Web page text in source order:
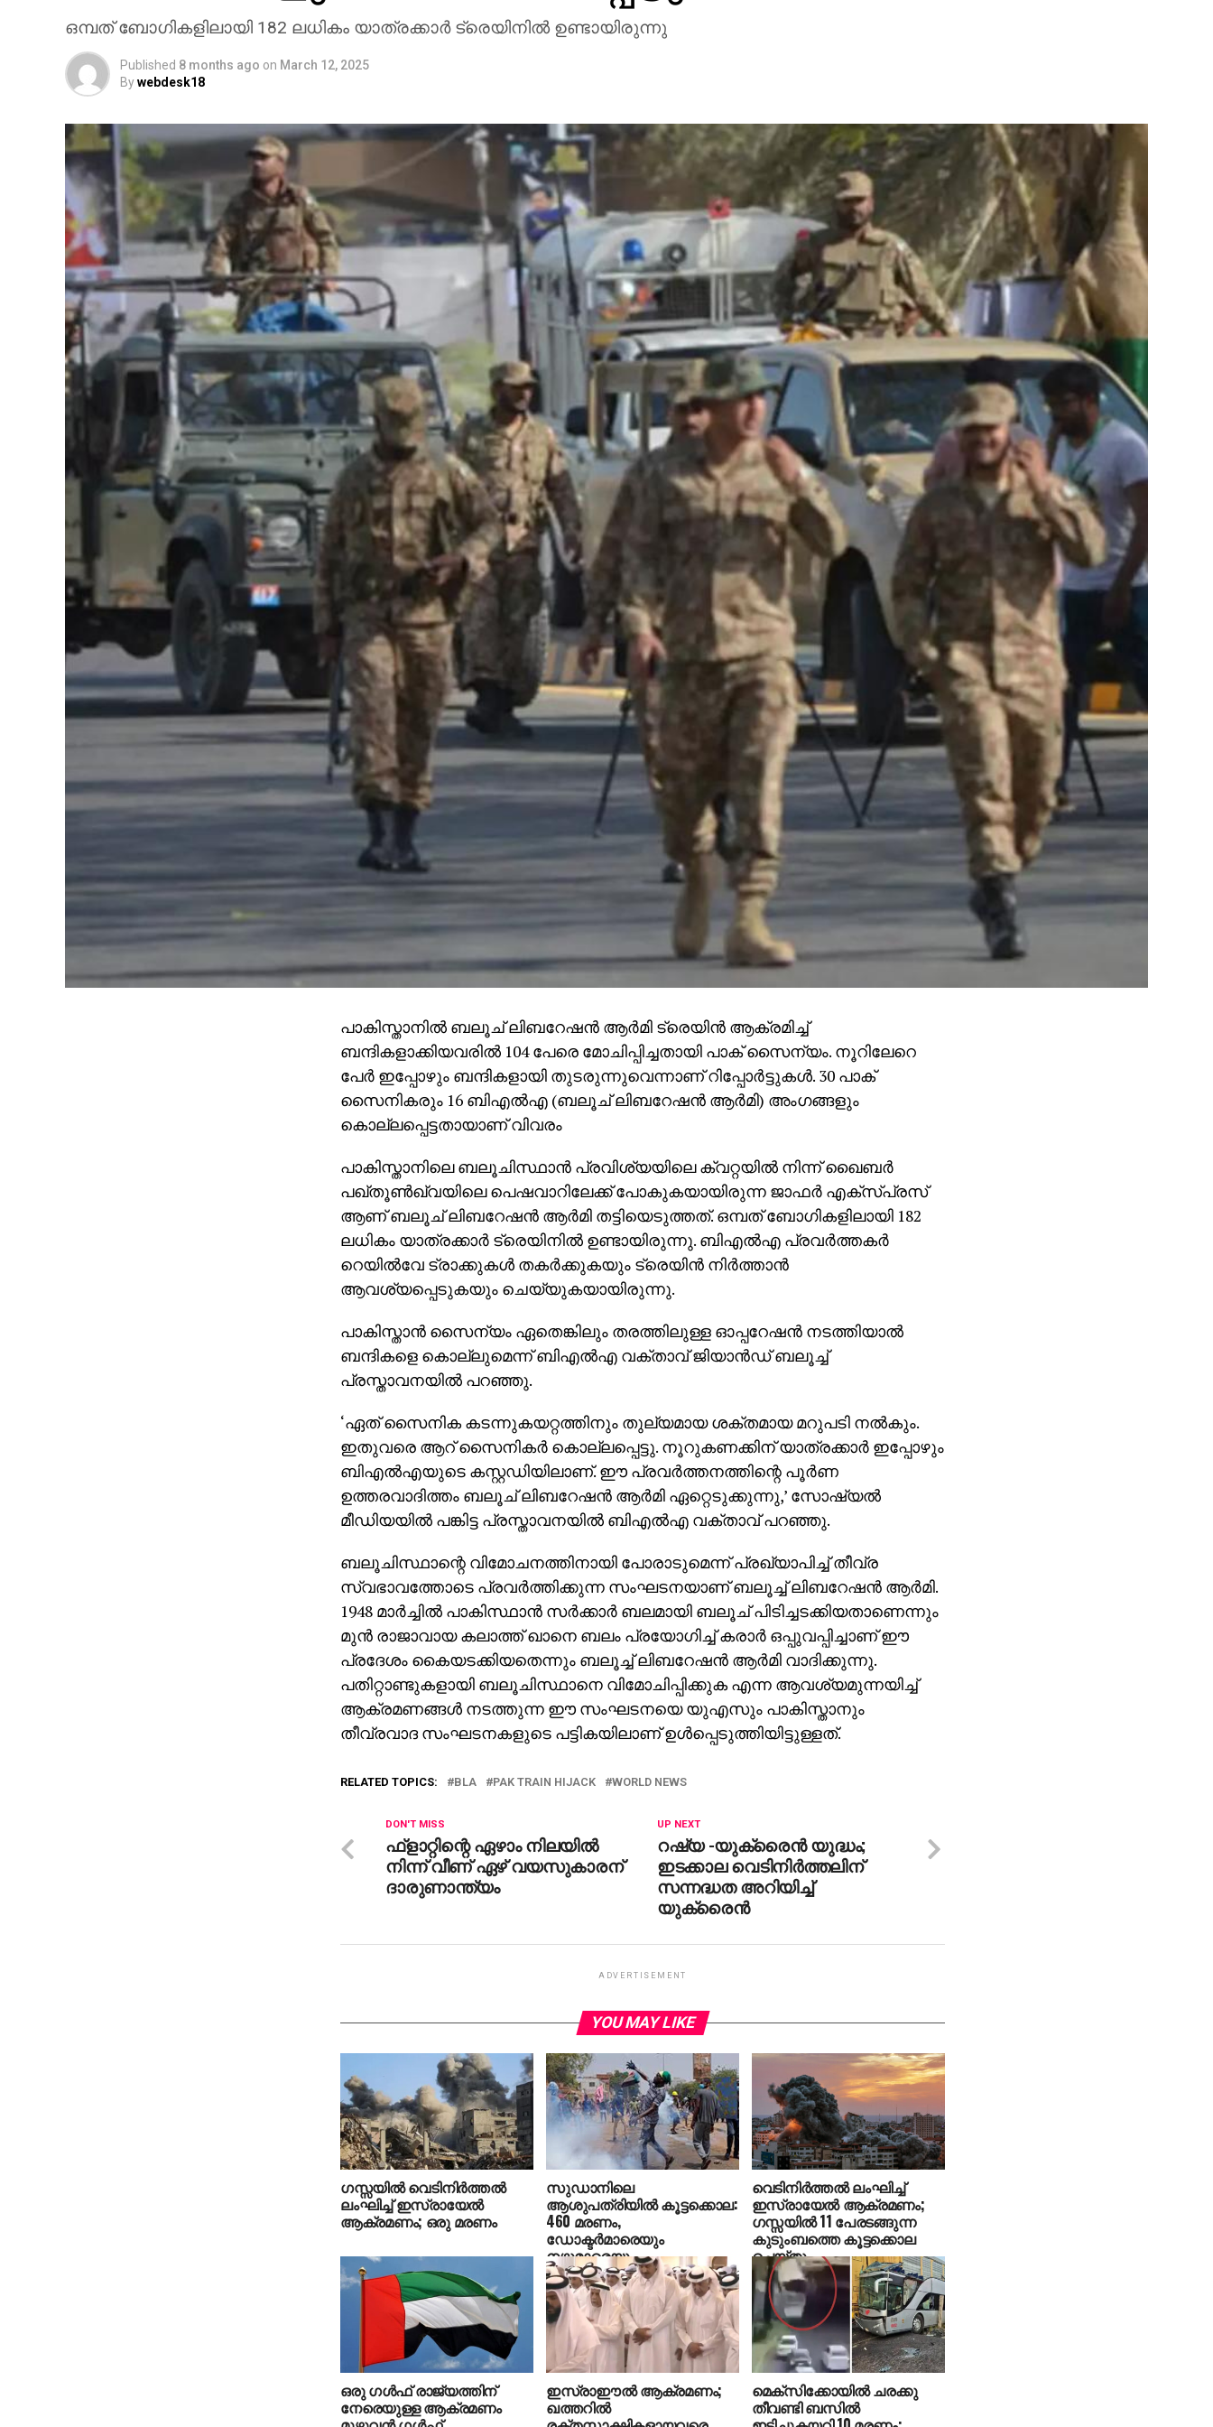
ഒമ്പത് ബോഗികളിലായി 182 ലധികം യാത്രക്കാര്‍ ട്രെയിനില്‍ ഉണ്ടായിരുന്നു
Published 8 months ago on March 12, 2025
Bywebdesk18
പാകിസ്താനില്‍ ബലൂച് ലിബറേഷന്‍ ആര്‍മി ട്രെയിന്‍ ആക്രമിച്ച്
ബന്ദികളാക്കിയവരില്‍ 104 പേരെ മോചിപ്പിച്ചതായി പാക് സൈന്യം. നൂറിലേറെ
പേര്‍ ഇപ്പോഴും ബന്ദികളായി തുടരുന്നുവെന്നാണ് റിപ്പോര്‍ട്ടുകള്‍. 30 പാക്
സൈനികരും 16 ബിഎല്‍എ (ബലൂച് ലിബറേഷന്‍ ആര്‍മി) അംഗങ്ങളും
കൊല്ലപ്പെട്ടതായാണ് വിവരം
പാകിസ്താനിലെ ബലൂചിസ്ഥാന്‍ പ്രവിശ്യയിലെ ക്വറ്റയില്‍ നിന്ന് ഖൈബര്‍
പഖ്തൂണ്‍ഖ്വയിലെ പെഷവാറിലേക്ക് പോകുകയായിരുന്ന ജാഫര്‍ എക്‌സ്പ്രസ്
ആണ് ബലൂച് ലിബറേഷന്‍ ആര്‍മി തട്ടിയെടുത്തത്. ഒമ്പത് ബോഗികളിലായി 182
ലധികം യാത്രക്കാര്‍ ട്രെയിനില്‍ ഉണ്ടായിരുന്നു. ബിഎല്‍എ പ്രവര്‍ത്തകര്‍
റെയില്‍വേ ട്രാക്കുകള്‍ തകര്‍ക്കുകയും ട്രെയിന്‍ നിര്‍ത്താന്‍
ആവശ്യപ്പെടുകയും ചെയ്യുകയായിരുന്നു.
പാകിസ്താന്‍ സൈന്യം ഏതെങ്കിലും തരത്തിലുള്ള ഓപ്പറേഷന്‍ നടത്തിയാല്‍
ബന്ദികളെ കൊല്ലുമെന്ന് ബിഎല്‍എ വക്താവ് ജിയാന്‍ഡ് ബലൂച്ച്
പ്രസ്താവനയില്‍ പറഞ്ഞു.
‘ഏത് സൈനിക കടന്നുകയറ്റത്തിനും തുല്യമായ ശക്തമായ മറുപടി നല്‍കും.
ഇതുവരെ ആറ് സൈനികര്‍ കൊല്ലപ്പെട്ടു. നൂറുകണക്കിന് യാത്രക്കാര്‍ ഇപ്പോഴും
ബിഎല്‍എയുടെ കസ്റ്റഡിയിലാണ്. ഈ പ്രവര്‍ത്തനത്തിന്റെ പൂര്‍ണ
ഉത്തരവാദിത്തം ബലൂച് ലിബറേഷന്‍ ആര്‍മി ഏറ്റെടുക്കുന്നു,’ സോഷ്യല്‍
മീഡിയയില്‍ പങ്കിട്ട പ്രസ്താവനയില്‍ ബിഎല്‍എ വക്താവ് പറഞ്ഞു.
ബലൂചിസ്ഥാന്റെ വിമോചനത്തിനായി പോരാടുമെന്ന് പ്രഖ്യാപിച്ച് തീവ്ര
സ്വഭാവത്തോടെ പ്രവര്‍ത്തിക്കുന്ന സംഘടനയാണ് ബലൂച്ച് ലിബറേഷന്‍ ആര്‍മി.
1948 മാര്‍ച്ചില്‍ പാകിസ്ഥാന്‍ സര്‍ക്കാര്‍ ബലമായി ബലൂച് പിടിച്ചടക്കിയതാണെന്നും
മുന്‍ രാജാവായ കലാത്ത് ഖാനെ ബലം പ്രയോഗിച്ച് കരാര്‍ ഒപ്പുവപ്പിച്ചാണ് ഈ
പ്രദേശം കൈയടക്കിയതെന്നും ബലൂച്ച് ലിബറേഷന്‍ ആര്‍മി വാദിക്കുന്നു.
പതിറ്റാണ്ടുകളായി ബലൂചിസ്ഥാനെ വിമോചിപ്പിക്കുക എന്ന ആവശ്യമുന്നയിച്ച്
ആക്രമണങ്ങള്‍ നടത്തുന്ന ഈ സംഘടനയെ യുഎസും പാകിസ്താനും
തീവ്രവാദ സംഘടനകളുടെ പട്ടികയിലാണ് ഉള്‍പ്പെടുത്തിയിട്ടുള്ളത്.
RELATED TOPICS: BLA PAK TRAIN HIJACK WORLD NEWS
UP NEXT
റഷ്യ -യുക്രൈന്‍ യുദ്ധം;
ഇടക്കാല വെടിനിര്‍ത്തലിന്
സന്നദ്ധത അറിയിച്ച്
യുക്രൈൻ
DON'T MISS
ഫ്ളാറ്റിന്റെ ഏഴാം നിലയില്‍
നിന്ന് വീണ് ഏഴ് വയസുകാരന്
ദാരുണാന്ത്യം
ADVERTISEMENT
YOU MAY LIKE
ഗസ്സയിൽ വെടിനിര്‍ത്തൽ
ലംഘിച്ച് ഇസ്രായേൽ
ആക്രമണം; ഒരു മരണം
സുഡാനിലെ
ആശുപത്രിയിൽ കൂട്ടക്കൊല:
460 മരണം,
ഡോക്ടർമാരെയും
നഴ്സുമാരെയും
തട്ടിക്കൊണ്ടുപോയി
വെടിനിർത്തൽ ലംഘിച്ച്
ഇസ്രായേൽ ആക്രമണം;
ഗസ്സയിൽ 11 പേരടങ്ങുന്ന
കുടുംബത്തെ കൂട്ടക്കൊല
ചെയ്തു
ഒരു ഗള്‍ഫ് രാജ്യത്തിന്
നേരെയുള്ള ആക്രമണം
ഇസ്രാഈല്‍ ആക്രമണം;
ഖത്തറില്‍
മെക്‌സിക്കോയില്‍ ചരക്കു
തീവണ്ടി ബസില്‍